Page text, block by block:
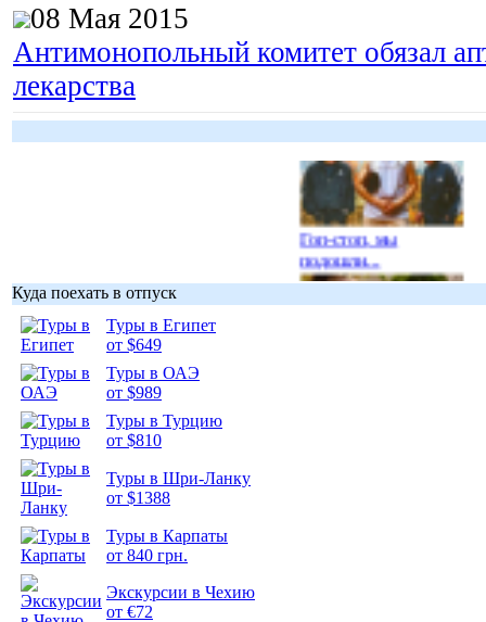
08 Мая 2015
Антимонопольный комитет обязал
лекарства
Гоп-стоп, мы
подошли...
Куда поехать в отпуск
Туры в Египет
от $649
Туры в ОАЭ
от $989
Туры в Турцию
от $810
Туры в Шри-Ланку
от $1388
Туры в Карпаты
от 840 грн.
Экскурсии в Чехию
от €72